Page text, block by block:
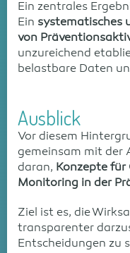
Ein zentrales
Ein systematisches
von
unzureichend
belastbare Daten
Ausblick
Vor diesem
gemeinsam mit der
daran, Konzepte
Monitoring in der
Ziel ist es, die
transparenter
Entscheidungen zu